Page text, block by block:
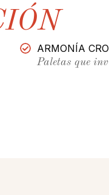
ARMONÍA
Paletas que